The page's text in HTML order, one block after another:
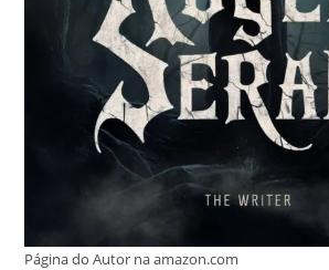
Página do Autor na amazon.com